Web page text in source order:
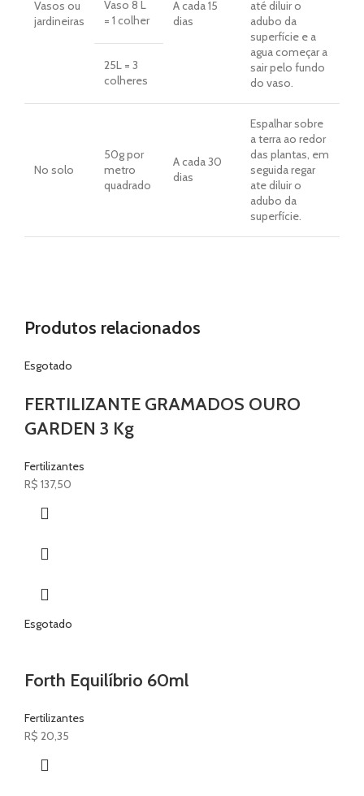
Vasos ou
jardineiras
A cada 15
dias
até diluir o
adubo da
superfície e a
agua começar a
sair pelo fundo
do vaso.
Vaso 8 L
= 1 colher
25L = 3
colheres
No solo
50g por
metro
quadrado
A cada 30
dias
Espalhar sobre
a terra ao redor
das plantas, em
seguida regar
ate diluir o
adubo da
superfície.
Produtos relacionados
Esgotado
FERTILIZANTE GRAMADOS OURO
GARDEN 3 Kg
Fertilizantes
R$ 137,50
Esgotado
Forth Equilíbrio 60ml
Fertilizantes
R$ 20,35